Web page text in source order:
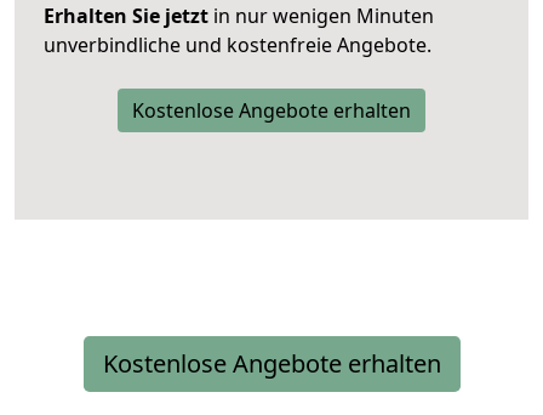
Erhalten Sie jetzt in nur wenigen Minuten
unverbindliche und kostenfreie Angebote.
Kostenlose Angebote erhalten
Kostenlose Angebote erhalten